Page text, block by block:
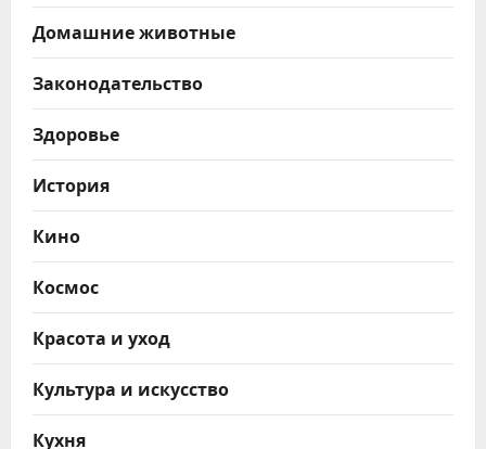
Домашние животные
Законодательство
Здоровье
История
Кино
Космос
Красота и уход
Культура и искусство
Кухня